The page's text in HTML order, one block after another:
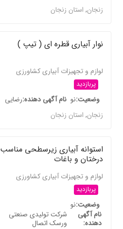
زنجان,استان زنجان
نوار آبیاری قطره ای ( تیپ )
لوازم و تجهیزات آبیاری کشاورزی
پربازدید
وضعیتنو نام آگهی دهندهرضایی
زنجان,استان زنجان
استوانه آبیاری زیرسطحی مناسب
درختان و باغات
لوازم و تجهیزات آبیاری کشاورزی
پربازدید
وضعیتنو
نام آگهی
دهنده
شرکت تولیدی صنعتی
ورسک اتصال